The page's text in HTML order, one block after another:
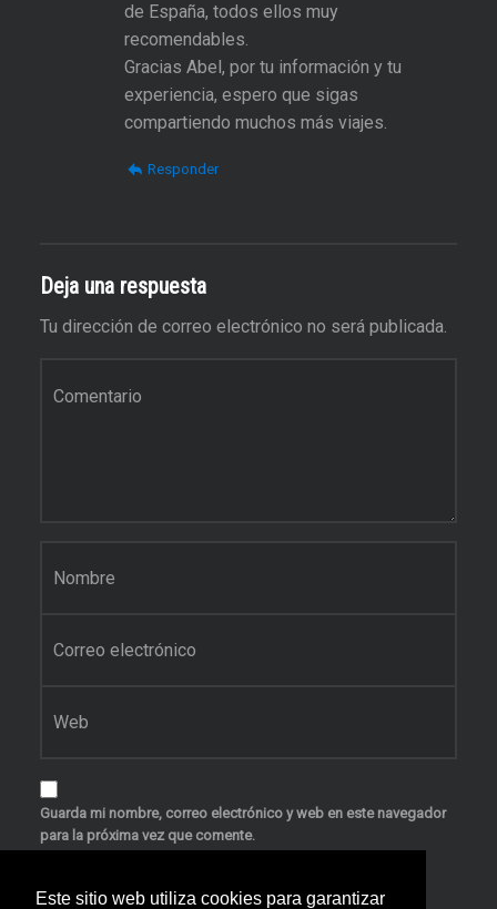
Este sitio web utiliza cookies para garantizar
de España, todos ellos muy
recomendables.
Gracias Abel, por tu información y tu
experiencia, espero que sigas
compartiendo muchos más viajes.
Responder
Deja una respuesta
Tu dirección de correo electrónico no será publicada.
Guarda mi nombre, correo electrónico y web en este navegador
para la próxima vez que comente.